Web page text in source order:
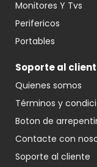
Monitores Y Tvs
Perifericos
Portables
Soporte al
Quienes somos
Términos y
Boton de
Contacte con
Soporte al cliente